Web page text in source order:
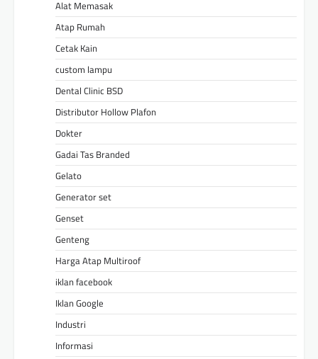
Alat Memasak
Atap Rumah
Cetak Kain
custom lampu
Dental Clinic BSD
Distributor Hollow Plafon
Dokter
Gadai Tas Branded
Gelato
Generator set
Genset
Genteng
Harga Atap Multiroof
iklan facebook
Iklan Google
Industri
Informasi